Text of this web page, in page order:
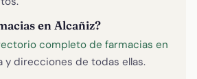
en Alcañiz?
completo de farmacias en
y direcciones de todas ellas.